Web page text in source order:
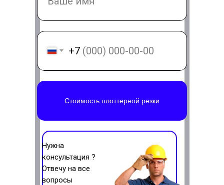
Нужна
консультация ?
Отвечу на все
вопросы
+7
Стоимость плоттерной резки